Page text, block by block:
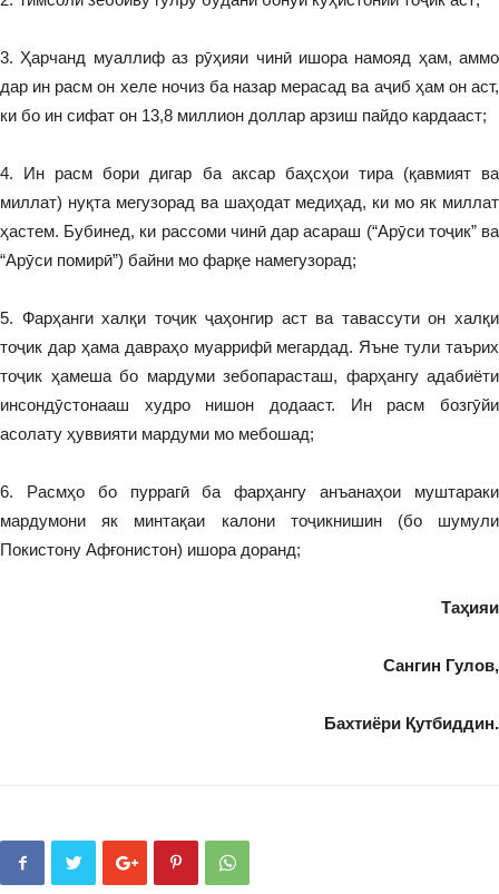
3. Ҳарчанд муаллиф аз рӯҳияи чинӣ ишора намояд ҳам, аммо
дар ин расм он хеле ночиз ба назар мерасад ва аҷиб ҳам он аст,
ки бо ин сифат он 13,8 миллион доллар арзиш пайдо кардааст;
4. Ин расм бори дигар ба аксар баҳсҳои тира (қавмият ва
миллат) нуқта мегузорад ва шаҳодат медиҳад, ки мо як миллат
ҳастем. Бубинед, ки рассоми чинӣ дар асараш (“Арӯси тоҷик” ва
“Арӯси помирӣ”) байни мо фарқе намегузорад;
5. Фарҳанги халқи тоҷик ҷаҳонгир аст ва тавассути он халқи
тоҷик дар ҳама давраҳо муаррифӣ мегардад. Яъне тули таърих
тоҷик ҳамеша бо мардуми зебопарасташ, фарҳангу адабиёти
инсондӯстонааш худро нишон додааст. Ин расм бозгӯйи
асолату ҳуввияти мардуми мо мебошад;
6. Расмҳо бо пуррагӣ ба фарҳангу анъанаҳои муштараки
мардумони як минтақаи калони тоҷикнишин (бо шумули
Покистону Афғонистон) ишора доранд;
Таҳияи
Сангин Гулов,
Бахтиёри Қутбиддин.